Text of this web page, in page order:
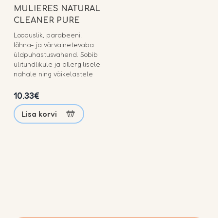
MULIERES NATURAL
CLEANER PURE
Looduslik, parabeeni,
lõhna- ja värvainetevaba
üldpuhastusvahend. Sobib
ülitundlikule ja allergilisele
nahale ning väikelastele
Lisa korvi
10.33€